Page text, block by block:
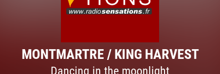
MONTMARTRE / KING HARVEST
Dancing in the moonlight